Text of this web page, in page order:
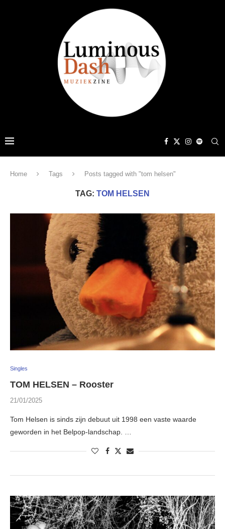
Home Tags Posts tagged with "tom helsen"
TAG: TOM HELSEN
Singles
TOM HELSEN – Rooster
21/01/2025
Tom Helsen is sinds zijn debuut uit 1998 een vaste waarde
geworden in het Belpop-landschap. …